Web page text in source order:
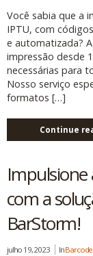
Você sabia que a
IPTU, com
e automatizada?
impressão desde
necessárias para
Nosso serviço
formatos […]
Continue
Impulsione
com a
BarStorm!
julho 19, 2023 InBarcode